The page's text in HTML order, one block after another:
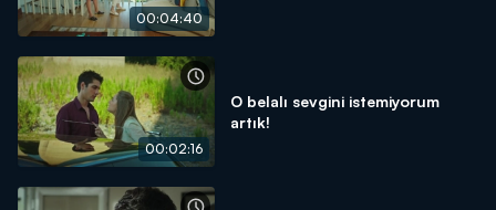
00:04:40
00:02:16
O belalı sevgini istemiyorum
artık!